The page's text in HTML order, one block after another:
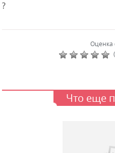
?
Оценка
Что еще